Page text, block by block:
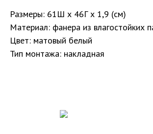
Размеры: 61Ш х 46Г х 1,9 (см)
Материал: фанера из влагостойких
Цвет: матовый белый
Тип монтажа: накладная